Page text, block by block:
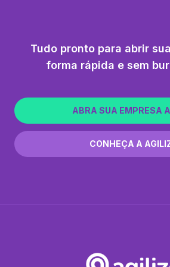
Tudo pronto para abrir
forma rápida e sem
ABRA SUA EMPRESA
CONHEÇA A